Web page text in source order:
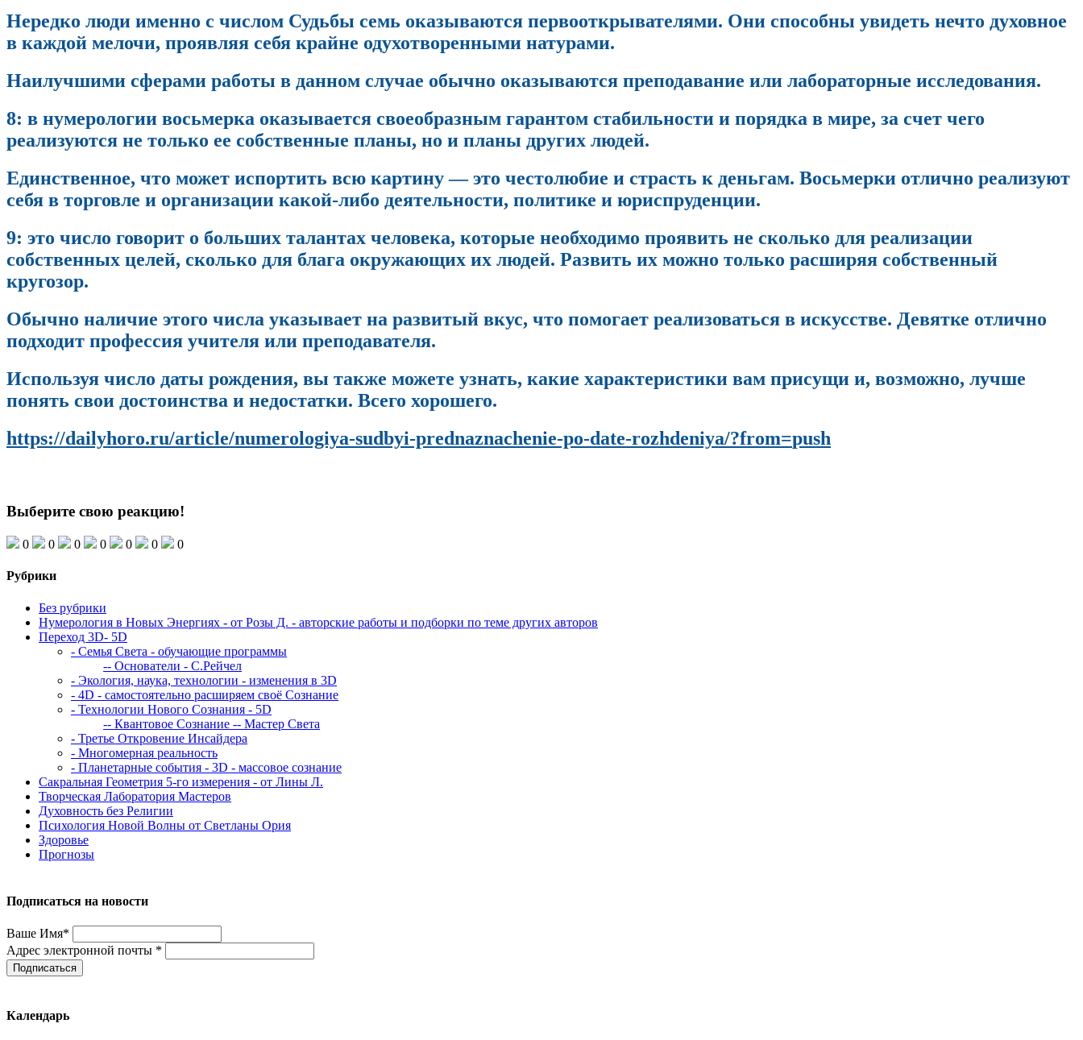
Нередко люди именно с числом Судьбы семь оказываются первооткрывателями. Они способны увидеть нечто духовное
в каждой мелочи, проявляя себя крайне одухотворенными натурами.
Наилучшими сферами работы в данном случае обычно оказываются преподавание или лабораторные исследования.
8: в нумерологии восьмерка оказывается своеобразным гарантом стабильности и порядка в мире, за счет чего
реализуются не только ее собственные планы, но и планы других людей.
Единственное, что может испортить всю картину — это честолюбие и страсть к деньгам. Восьмерки отлично реализуют
себя в торговле и организации какой-либо деятельности, политике и юриспруденции.
9: это число говорит о больших талантах человека, которые необходимо проявить не сколько для реализации
собственных целей, сколько для блага окружающих их людей. Развить их можно только расширяя собственный
кругозор.
Обычно наличие этого числа указывает на развитый вкус, что помогает реализоваться в искусстве. Девятке отлично
подходит профессия учителя или преподавателя.
Используя число даты рождения, вы также можете узнать, какие характеристики вам присущи и, возможно, лучше
понять свои достоинства и недостатки. Всего хорошего.
https://dailyhoro.ru/article/numerologiya-sudbyi-prednaznachenie-po-date-rozhdeniya/?from=push
Выберите свою реакцию!
0 0 0 0 0 0 0
Рубрики
Без рубрики
Нумерология в Новых Энергиях - от Розы Д. - авторские работы и подборки по теме других авторов
Переход 3D- 5D
- Семья Света - обучающие программы
-- Основатели - С.Рейчел
- Экология, наука, технологии - изменения в 3D
- 4D - самостоятельно расширяем своё Сознание
- Технологии Нового Сознания - 5D
-- Квантовое Сознание -- Мастер Света
- Третье Откровение Инсайдера
- Многомерная реальность
- Планетарные события - 3D - массовое сознание
Сакральная Геометрия 5-го измерения - от Лины Л.
Творческая Лаборатория Мастеров
Духовность без Религии
Психология Новой Волны от Светланы Ория
Здоровье
Прогнозы
Подписаться на новости
Ваше Имя*
Адрес электронной почты *
Подписаться
Календарь